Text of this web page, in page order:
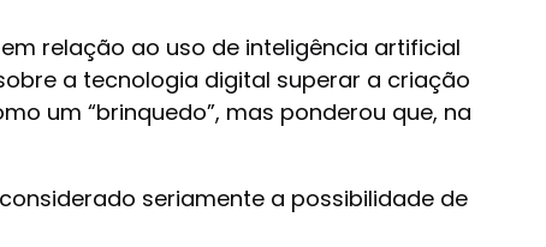
relação ao uso de inteligência artificial
a tecnologia digital superar a criação
um “brinquedo”, mas ponderou que, na
seriamente a possibilidade de